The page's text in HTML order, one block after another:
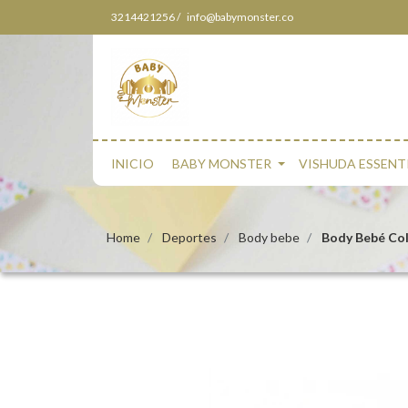
3214421256 / info@babymonster.co
INICIO BABY MONSTER VISHUDA
Home Deportes Body bebe Body Bebé